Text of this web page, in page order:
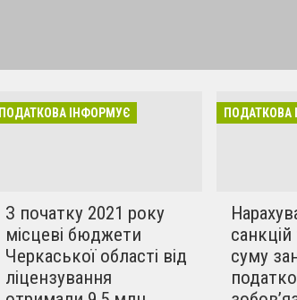
ПОДАТКОВА ІНФОРМУЄ
З початку 2021 року
місцеві бюджети
Черкаської області від
ліцензування
ПОДАТКОВА
санкцій
суму